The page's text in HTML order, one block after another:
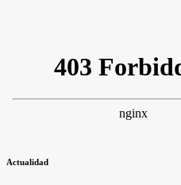
Actualidad